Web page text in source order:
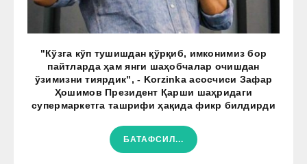
"Кўзга кўп тушишдан қўрқиб, имконимиз бор
пайтларда ҳам янги шаҳобчалар очишдан
ўзимизни тиярдик", - Korzinka асосчиси Зафар
Ҳошимов Президент Қарши шаҳридаги
супермаркетга ташрифи ҳақида фикр билдирди
БАТАФСИЛ...